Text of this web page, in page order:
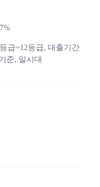
급~12등급, 대출기간
준, 일시대